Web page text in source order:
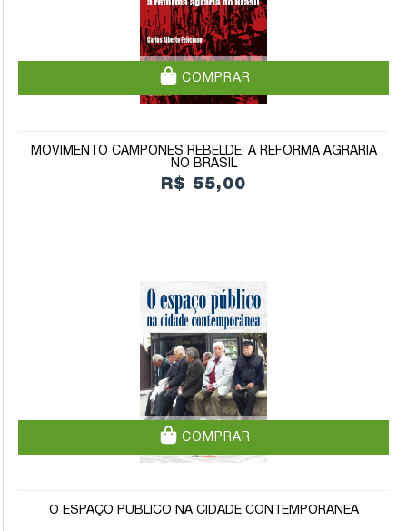
COMPRAR
MOVIMENTO CAMPONÊS REBELDE: A REFORMA AGRÁRIA
NO BRASIL
R$ 55,00
COMPRAR
O ESPAÇO PÚBLICO NA CIDADE CONTEMPORÂNEA